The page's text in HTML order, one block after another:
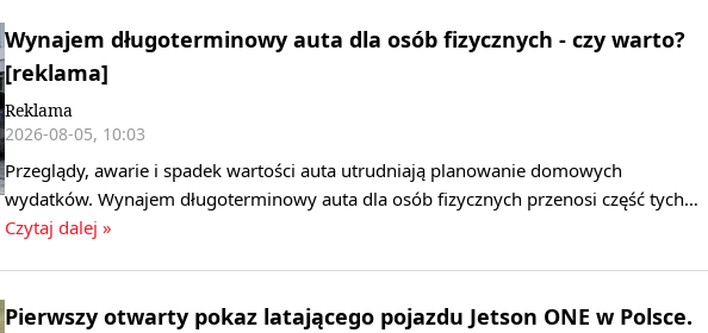
Wynajem długoterminowy auta dla osób fizycznych - czy warto?
[reklama]
Reklama
2026-08-05, 10:03
Przeglądy, awarie i spadek wartości auta utrudniają planowanie domowych
wydatków. Wynajem długoterminowy auta dla osób fizycznych przenosi część tych…
Czytaj dalej »
Pierwszy otwarty pokaz latającego pojazdu Jetson ONE w Polsce.